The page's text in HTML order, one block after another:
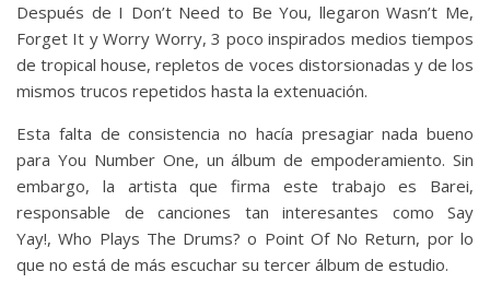
Después de I Don’t Need to Be You, llegaron Wasn’t Me,
Forget It y Worry Worry, 3 poco inspirados medios tiempos
de tropical house, repletos de voces distorsionadas y de los
mismos trucos repetidos hasta la extenuación.
Esta falta de consistencia no hacía presagiar nada bueno
para You Number One, un álbum de empoderamiento. Sin
embargo, la artista que firma este trabajo es Barei,
responsable de canciones tan interesantes como Say
Yay!, Who Plays The Drums? o Point Of No Return, por lo
que no está de más escuchar su tercer álbum de estudio.